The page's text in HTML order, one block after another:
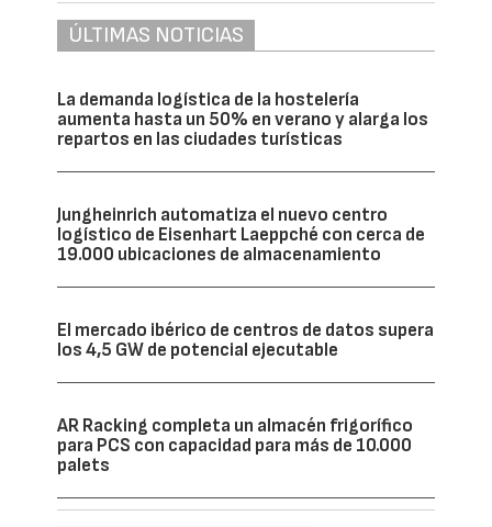
ÚLTIMAS NOTICIAS
La demanda logística de la hostelería
aumenta hasta un 50% en verano y alarga los
repartos en las ciudades turísticas
Jungheinrich automatiza el nuevo centro
logístico de Eisenhart Laeppché con cerca de
19.000 ubicaciones de almacenamiento
El mercado ibérico de centros de datos supera
los 4,5 GW de potencial ejecutable
AR Racking completa un almacén frigorífico
para PCS con capacidad para más de 10.000
palets